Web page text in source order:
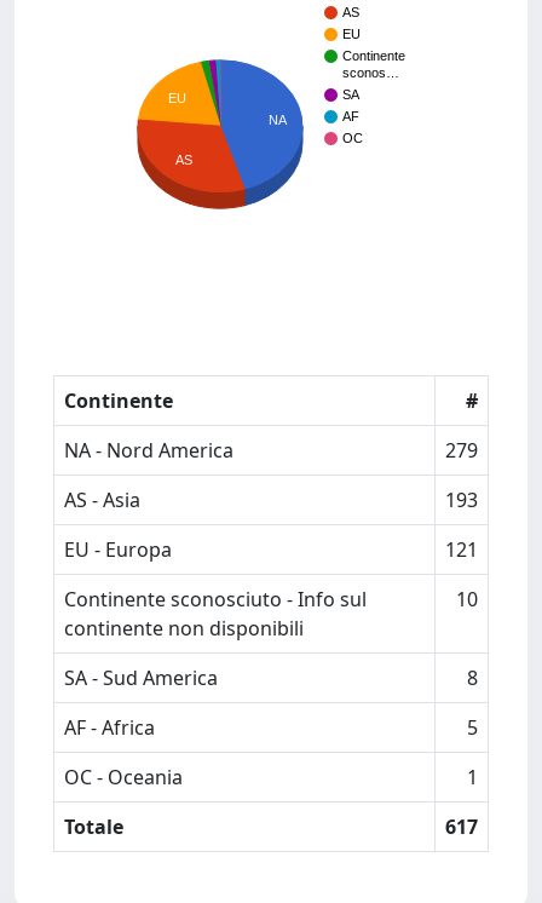
AS
EU
Continente
sconos…
SA
AF
OC
NA
EU
AS
Continente
#
NA - Nord America
279
AS - Asia
193
EU - Europa
121
Continente sconosciuto - Info sul
continente non disponibili
10
SA - Sud America
8
AF - Africa
5
OC - Oceania
1
Totale
617